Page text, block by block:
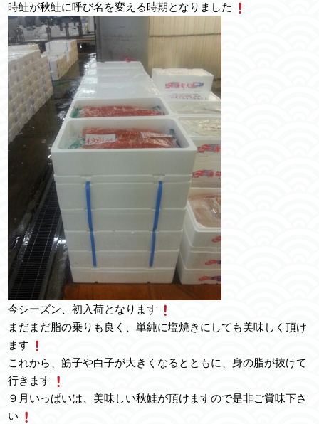
時鮭が秋鮭に呼び名を変える時期となりました
今シーズン、初入荷となります
まだまだ脂の乗りも良く、単純に塩焼きにしても美味しく頂け
ます
これから、筋子や白子が大きくなるとともに、身の脂が抜けて
行きます
９月いっぱいは、美味しい秋鮭が頂けますので是非ご賞味下さ
い